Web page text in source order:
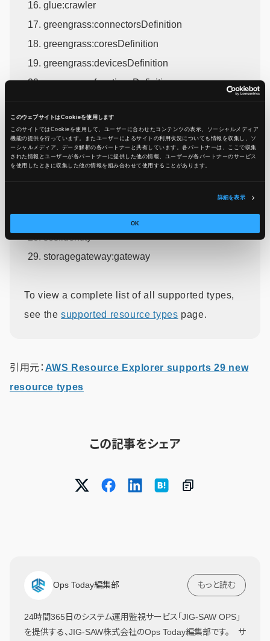
このウェブサイトはCookieを使用します
このサイトではCookieを使用して、ユーザーに合わせたコンテンツの表示、ソーシャルメディア
機能の提供を行っています。またユーザーによるサイトの利用状況についても情報を収集し、ソ
ーシャルメディア、データ解析の各パートナーと共有しています。各パートナーは、ここで収集
された情報とユーザーが各パートナーに提供した他の情報、ユーザーが各パートナーのサービス
を使用したときに収集した他の情報を組み合わせて使用​​することがあります。
詳細を表示
OK
glue:crawler
greengrass:connectorsDefinition
greengrass:coresDefinition
greengrass:devicesDefinition
greengrass:functionsDefinition
greengrass:resourcesDefinition
greengrass:subscriptionsDefinition
mq:broker
ses:identity
storagegateway:gateway
To view a complete list of all supported types,
see thesupported resource types page.
引用元： AWS Resource Explorer supports 29 new
resource types
この記事をシェア
Ops Today編集部 もっと読む
24時間365日のシステム運用監視サービス「JIG-SAW OPS」
を提供する、JIG-SAW株式会社のOps Today編集部です。 サ